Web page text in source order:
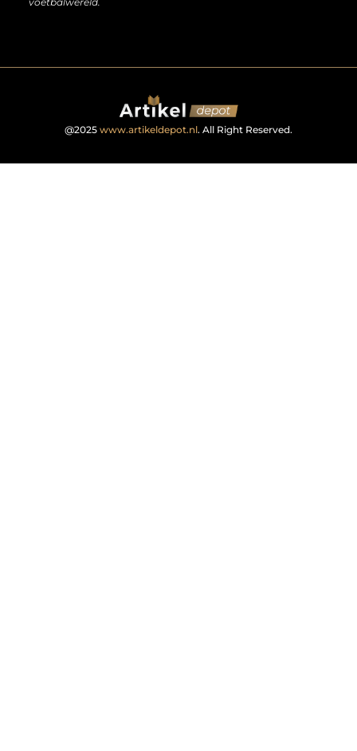
@2025 www.artikeldepot.nl. All Right Reserved.